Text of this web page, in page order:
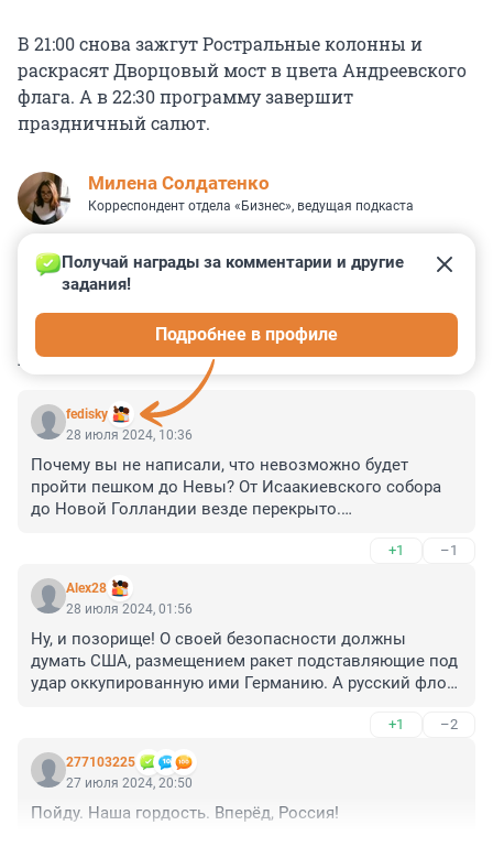
В 21:00 снова зажгут Ростральные колонны и
раскрасят Дворцовый мост в цвета Андреевского
флага. А в 22:30 программу завершит
праздничный салют.
Милена Солдатенко
Корреспондент отдела «Бизнес», ведущая подкаста
КОММЕНТАРИИ 24
fedisky
Получай награды за комментарии и другие
задания!
Подробнее в профиле
28 июля 2024, 10:36
Почему вы не написали, что невозможно будет
пройти пешком до Невы? От Исаакиевского собора
до Новой Голландии везде перекрыто.
+1 –1
Alex28
28 июля 2024, 01:56
Ну, и позорище! О своей безопасности должны
думать США, размещением ракет подставляющие под
удар оккупированную ими Германию. А русский флот
не мотаться, как г-но в проруби, от порта к порту.
+1 –2
277103225
27 июля 2024, 20:50
Пойду. Наша гордость. Вперёд, Россия!